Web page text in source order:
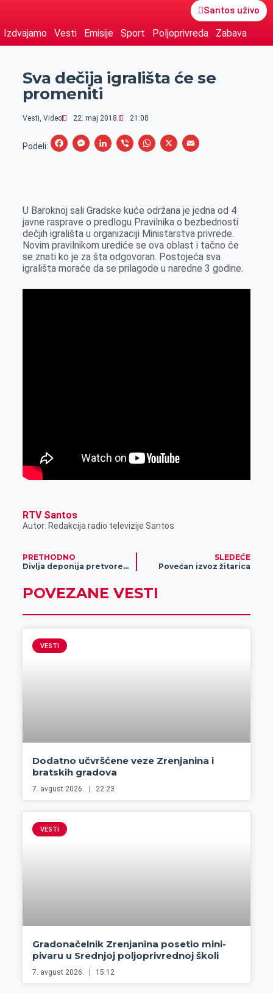
Santos uživo
Izdvajamo Vesti Emisije Sport Poljoprivreda Zabava
Sva dečija igrališta će se
promeniti
Vesti, Video 22. maj 2018. 21:08
Podeli:
F
b
o
o
k
M
e
n
g
e
L
e
d
I
n
V
r
W
s
A
p
p
X
E
l
U Baroknoj sali Gradske kuće održana je jedna od 4
javne rasprave o predlogu Pravilnika o bezbednosti
dečjih igrališta u organizaciji Ministarstva privrede.
Novim pravilnikom urediće se ova oblast i tačno će
se znati ko je za šta odgovoran. Postojeća sva
igrališta moraće da se prilagode u naredne 3 godine.
RTV Santos
Autor: Redakcija radio televizije Santos
PRETHODNO
Divlja deponija pretvorena u ribnjak
SLEDEĆE
Povećan izvoz žitarica
POVEZANE VESTI
VESTI
Dodatno učvršćene veze Zrenjanina i
bratskih gradova
7. avgust 2026. 22:23
VESTI
Gradonačelnik Zrenjanina posetio mini-
pivaru u Srednjoj poljoprivrednoj školi
7. avgust 2026. 15:12